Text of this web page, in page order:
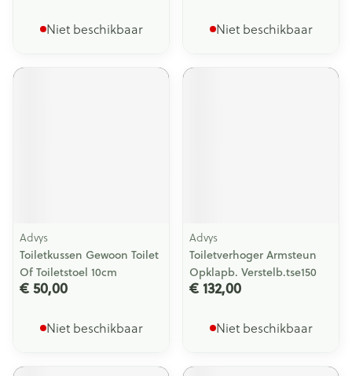
Niet beschikbaar Niet beschikbaar
Advys
Toiletkussen Gewoon Toilet
Of Toiletstoel 10cm
€ 50,00
Niet beschikbaar
Advys
Toiletverhoger Armsteun
Opklapb. Verstelb.tse150
€ 132,00
Niet beschikbaar